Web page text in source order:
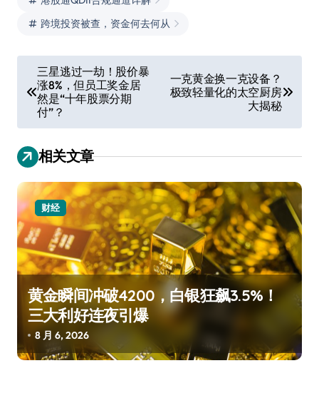
跨境投资被查，资金何去何从
章
三星逃过一劫！股价暴
涨8%，但员工奖金居
然是“十年股票分期
付”？
一克黄金换一克设备？
极致轻量化的太空厨房
大揭秘
相关文章
财经
黄金瞬间冲破4200，白银狂飙3.5%！
三大利好连夜引爆
8 月 6, 2026